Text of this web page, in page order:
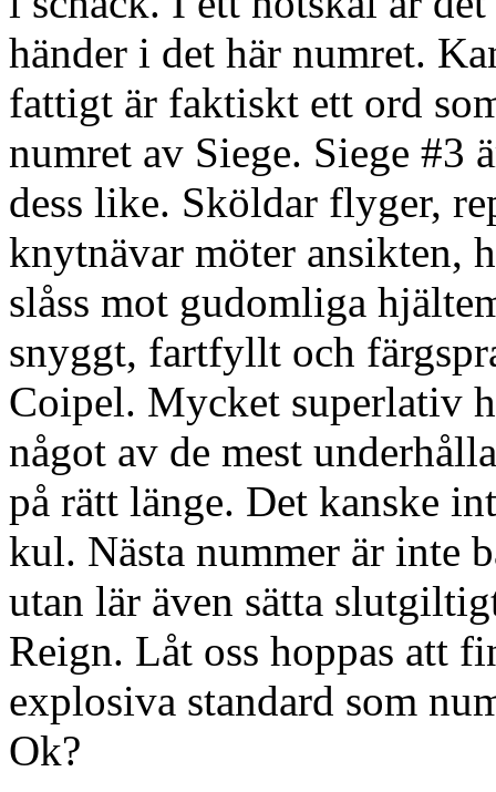
händer i det här numret.
fattigt är faktiskt ett ord
numret av Siege. Siege #3
dess like. Sköldar flyger,
knytnävar möter ansikten,
slåss mot gudomliga
snyggt, fartfyllt och
Coipel. Mycket superlativ
något av de mest
på rätt länge. Det kanske
kul. Nästa nummer är inte
utan lär även sätta
Reign. Låt oss hoppas att
explosiva standard som
Ok?